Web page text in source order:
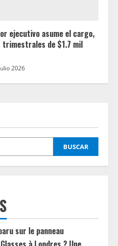
ejecutivo asume el cargo,
trimestrales de $1.7 mil
2026
BUSCAR
sur le panneau